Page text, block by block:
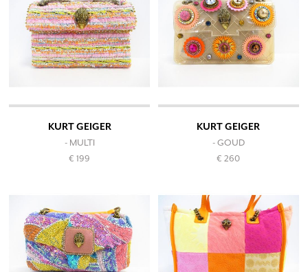
KURT GEIGER
- MULTI
€ 199
KURT GEIGER
- GOUD
€ 260